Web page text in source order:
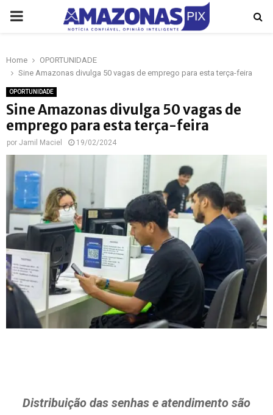
PRIMARY
Home
OPORTUNIDADE
Sine Amazonas divulga 50 vagas de emprego para esta terça-feira
OPORTUNIDADE
Sine Amazonas divulga 50 vagas de
emprego para esta terça-feira
por Jamil Maciel 19/02/2024
Distribuição das senhas e atendimento são